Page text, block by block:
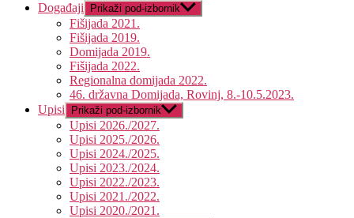
Događaji
Prikaži pod-izbornik
Fišijada 2021.
Fišijada 2019.
Domijada 2019.
Fišijada 2022.
Regionalna domijada 2022.
46. državna Domijada, Rovinj, 8.-10.5.2023.
Upisi
Prikaži pod-izbornik
Upisi 2026./2027.
Upisi 2025./2026.
Upisi 2024./2025.
Upisi 2023./2024.
Upisi 2022./2023.
Upisi 2021./2022.
Upisi 2020./2021.